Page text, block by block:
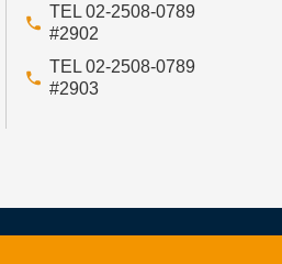
TEL 02-2508-0789
#2902
TEL 02-2508-0789
#2903